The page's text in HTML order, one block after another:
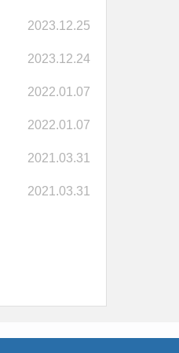
2023.12.25
2023.12.24
2022.01.07
2022.01.07
2021.03.31
2021.03.31